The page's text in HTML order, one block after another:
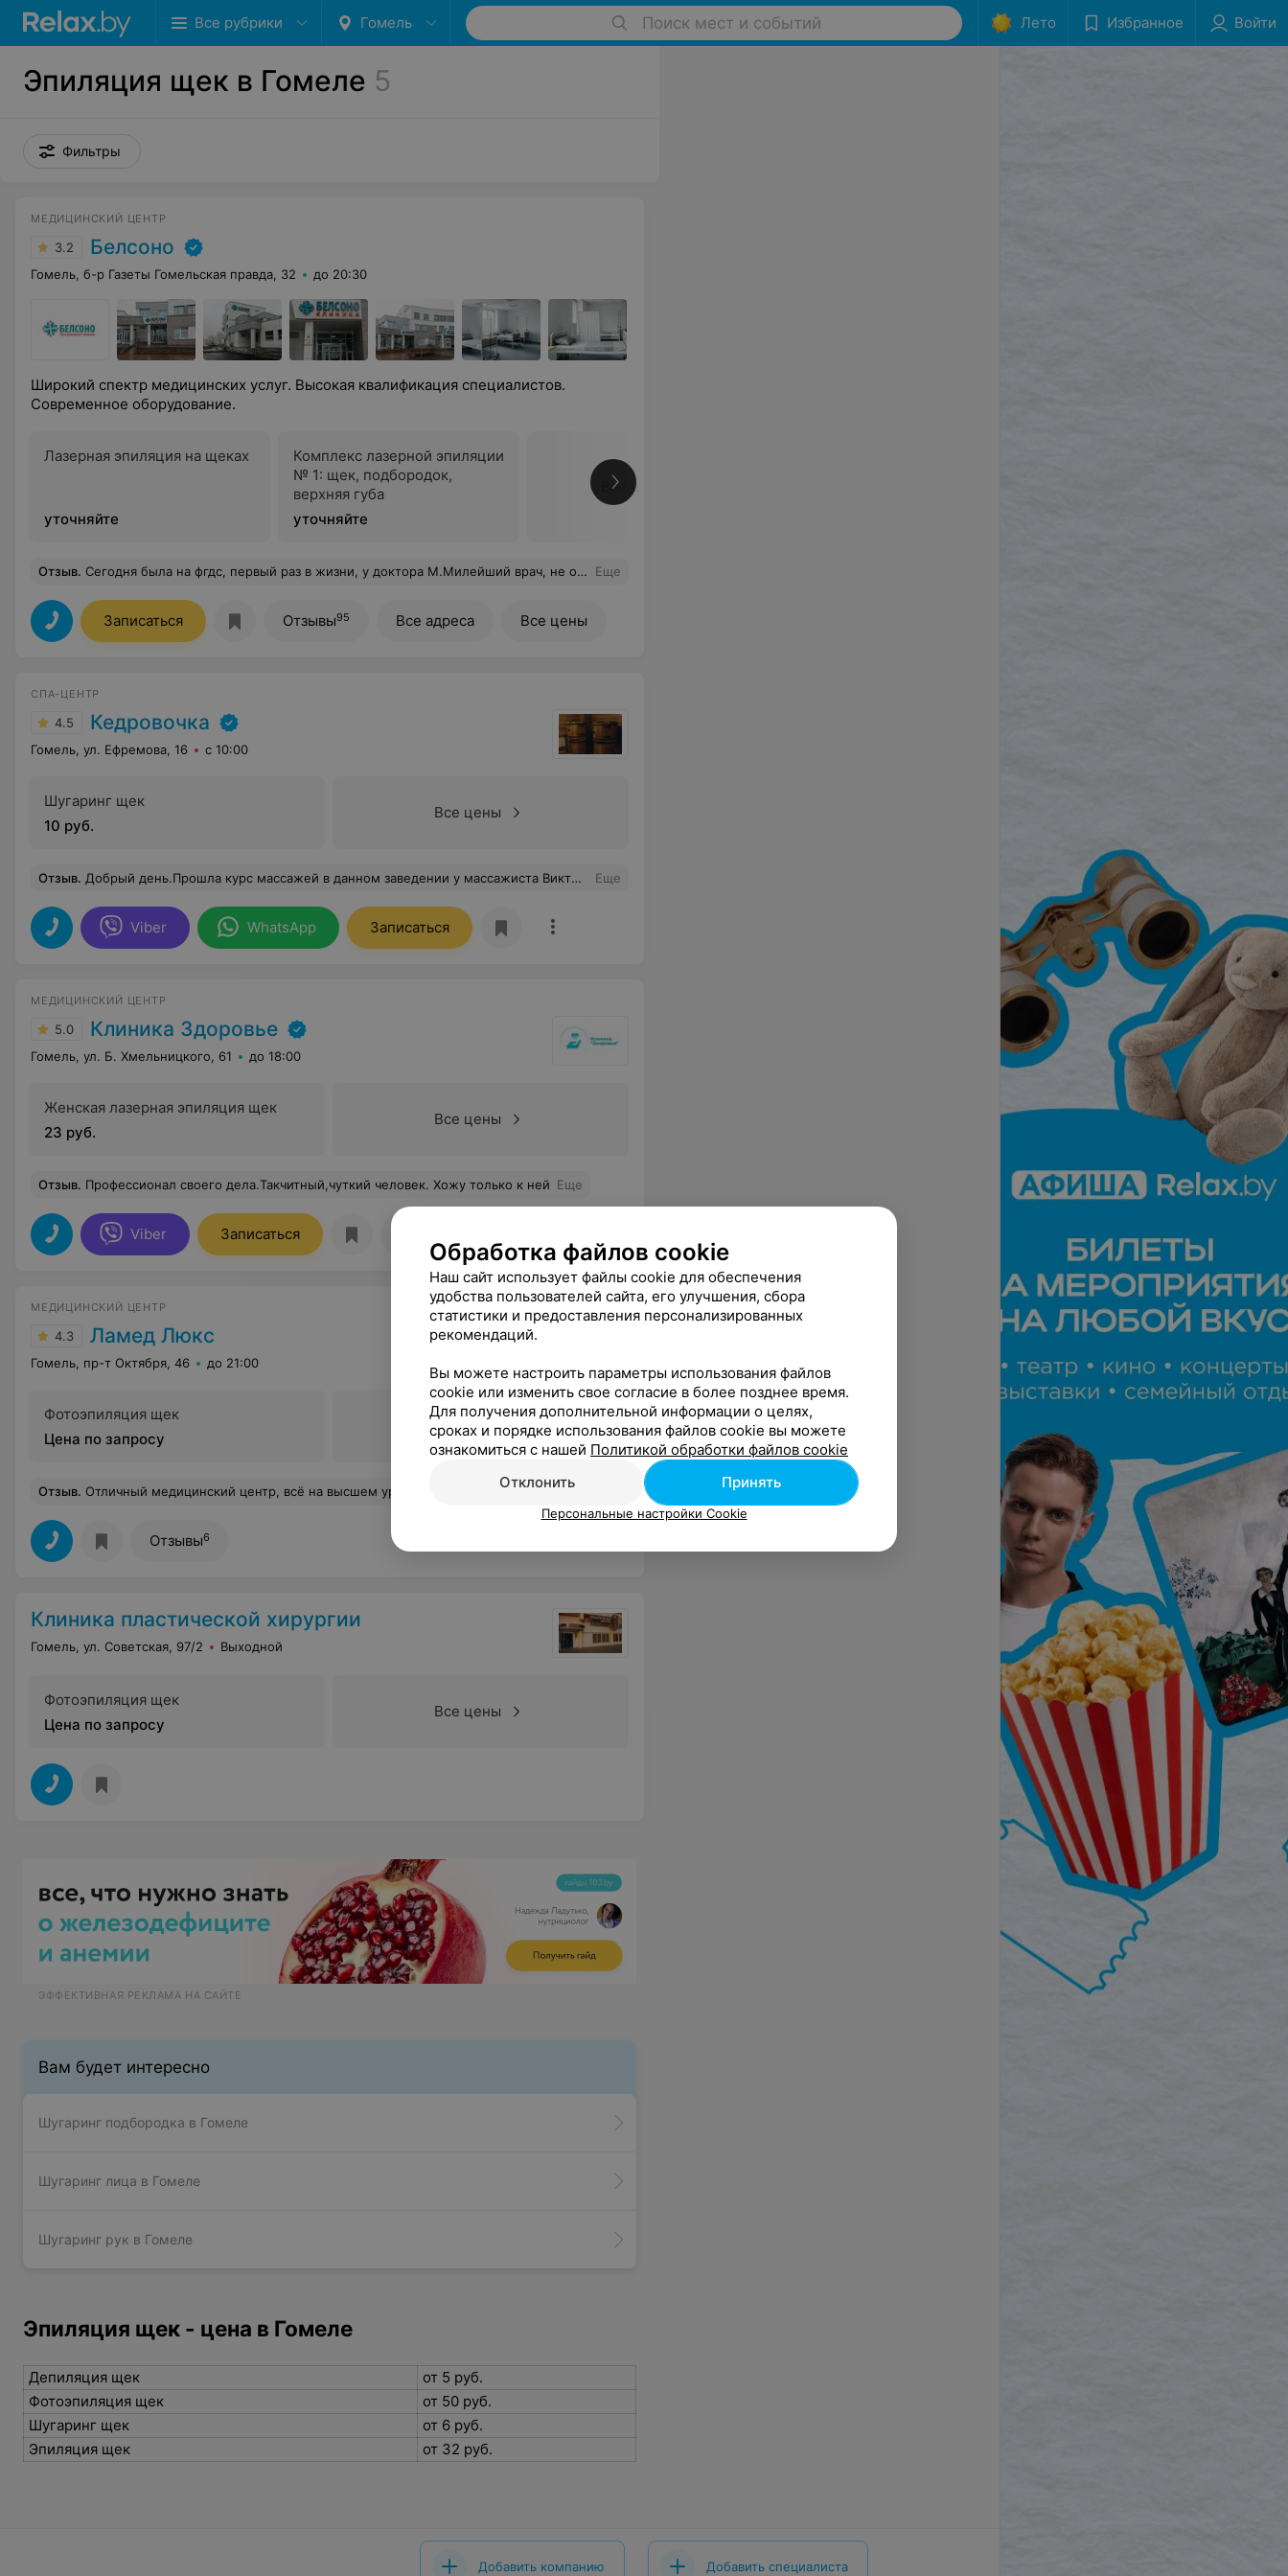
Все рубрики Гомель Поиск мест и событий Лето Избранное Войти
Эпиляция щек в Гомеле 5
Фильтры
МЕДИЦИНСКИЙ ЦЕНТР
3.2 Белсоно
Гомель, б-р Газеты Гомельская правда, 32 до 20:30
Широкий спектр медицинских услуг. Высокая квалификация специалистов.
Современное оборудование.
Лазерная эпиляция на щеках
уточняйте
Комплекс лазерной эпиляции
№ 1: щек, подбородок,
верхняя губа
уточняйте
Все цены
Отзыв. Сегодня была на фгдс, первый раз в жизни, у доктора М.Милейший врач, не ожидала). Уж насколько я боялась процедуры(до потери сознания) , настолько он был приветлив, профессионален, вежлив, заботлив (что особенно важно, ибо процесс не из приятных).а вот медсестру не могу похвалить. Уже со старта, бегая из кабинета в кабинет, она была раздражена, нервированна, неприветлива. На мои элементарные вопросы отвечала неохотно, и с неприязнью. Я конечно все понимаю, но личные вопросы нужно оставлять вне рабочего места! медсестра не соответствует этому прекрасному доктору! Ставлю пять звёзд врачу. Еще
Записаться Отзывы95 Все адреса Все цены
СПА-ЦЕНТР
4.5 Кедровочка
Гомель, ул. Ефремова, 16 с 10:00
Шугаринг щек
10 руб.
Все цены
Отзыв. Добрый день.Прошла курс массажей в данном заведении у массажиста Виктории, хочу выразить огромную благодарность за ваше мастерство! Теперь буду всем знакомым рекомендовать ваш салон!Ещё раз огромное спасибо! Еще
Viber WhatsApp Записаться
МЕДИЦИНСКИЙ ЦЕНТР
5.0 Клиника Здоровье
Гомель, ул. Б. Хмельницкого, 61 до 18:00
Женская лазерная эпиляция щек
23 руб.
Все цены
Отзыв. Профессионал своего дела.Такчитный,чуткий человек. Хожу только к ней Еще
Viber Записаться
МЕДИЦИНСКИЙ ЦЕНТР
4.3 Ламед Люкс
Гомель, пр-т Октября, 46 до 21:00
Фотоэпиляция щек
Цена по запросу
Все цены
Отзыв. Отличный медицинский центр, всё на высшем уровне!
Отзывы6
Клиника пластической хирургии
Гомель, ул. Советская, 97/2 Выходной
Фотоэпиляция щек
Цена по запросу
Все цены
ЭФФЕКТИВНАЯ РЕКЛАМА НА САЙТЕ
Вам будет интересно
Шугаринг подбородка в Гомеле
Шугаринг лица в Гомеле
Шугаринг рук в Гомеле
Эпиляция щек - цена в Гомеле
Депиляция щек
от 5 руб.
Фотоэпиляция щек
от 50 руб.
Шугаринг щек
от 6 руб.
Эпиляция щек
от 32 руб.
Добавить компанию Добавить специалиста
Обработка файлов cookie
Наш сайт использует файлы cookie для обеспечения
удобства пользователей сайта, его улучшения, сбора
статистики и предоставления персонализированных
рекомендаций.
Вы можете настроить параметры использования файлов
cookie или изменить свое согласие в более позднее время.
Для получения дополнительной информации о целях,
сроках и порядке использования файлов cookie вы можете
ознакомиться с нашей Политикой обработки файлов cookie
Отклонить
Принять
Персональные настройки Cookie